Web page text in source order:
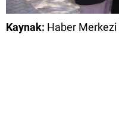
Kaynak: Haber Merkezi